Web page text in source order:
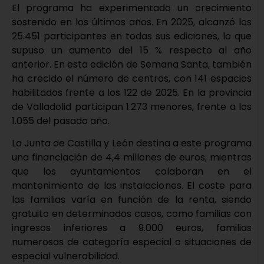
El programa ha experimentado un crecimiento
sostenido en los últimos años. En 2025, alcanzó los
25.451 participantes en todas sus ediciones, lo que
supuso un aumento del 15 % respecto al año
anterior. En esta edición de Semana Santa, también
ha crecido el número de centros, con 141 espacios
habilitados frente a los 122 de 2025. En la provincia
de Valladolid participan 1.273 menores, frente a los
1.055 del pasado año.
La Junta de Castilla y León destina a este programa
una financiación de 4,4 millones de euros, mientras
que los ayuntamientos colaboran en el
mantenimiento de las instalaciones. El coste para
las familias varía en función de la renta, siendo
gratuito en determinados casos, como familias con
ingresos inferiores a 9.000 euros, familias
numerosas de categoría especial o situaciones de
especial vulnerabilidad.